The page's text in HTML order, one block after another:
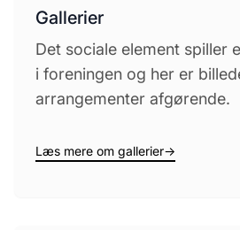
Gallerier
Det sociale element spiller
i foreningen og her er
arrangementer afgørende.
Læs mere om gallerier→